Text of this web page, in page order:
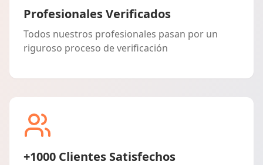
Profesionales Verificados
Todos nuestros profesionales pasan por un
riguroso proceso de verificación
+1000 Clientes Satisfechos